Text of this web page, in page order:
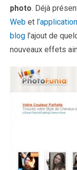
photo. Déjà
Web et
blog l’ajout de
nouveaux effets